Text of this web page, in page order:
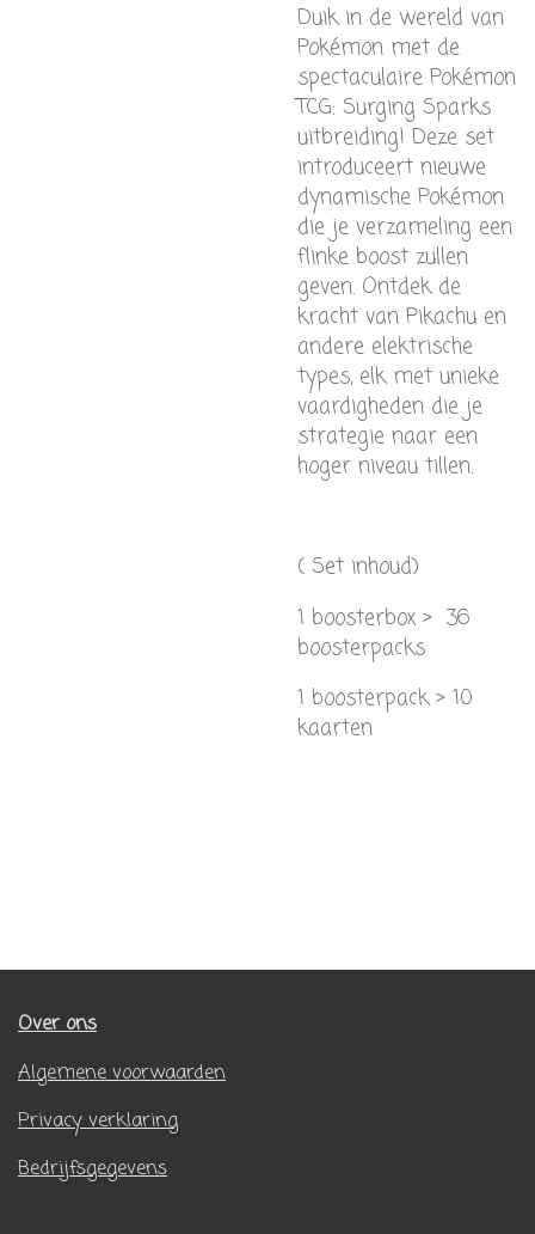
Duik in de wereld van
Pokémon met de
spectaculaire Pokémon
TCG: Surging Sparks
uitbreiding! Deze set
introduceert nieuwe
dynamische Pokémon
die je verzameling een
flinke boost zullen
geven. Ontdek de
kracht van Pikachu en
andere elektrische
types, elk met unieke
vaardigheden die je
strategie naar een
hoger niveau tillen.
( Set inhoud)
1 boosterbox > 36
boosterpacks
1 boosterpack > 10
kaarten
Over ons
Algemene voorwaarden
Privacy verklaring
Bedrijfsgegevens